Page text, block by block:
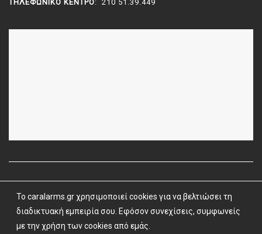
ΤΗΛΕΦΩΝΙΚΌ ΚΈΝΤΡΟ: 210 51.39.449
Όροι Χρήσης|Όροι & Προϋποθέσεις| caralarms.gr ©2026 |
Powered byVrisko.gr
To caralarms.gr χρησιμοποιεί cookies για να βελτιώσει τη
διαδικτυακή εμπειρία σου. Εφόσον συνεχίσεις, συμφωνείς
με την χρήση των cookies από εμάς.